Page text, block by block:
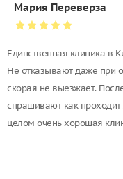
Мария Переверза
Единственная клиника в
Не отказывают даже при
скорая не выезжает.
спрашивают как
целом очень хорошая